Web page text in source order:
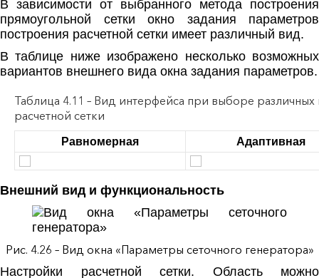
В зависимости от выбранного метода построения
прямоугольной сетки окно задания параметров
построения расчетной сетки имеет различный вид.
В таблице ниже изображено несколько возможных
вариантов внешнего вида окна задания параметров.
Таблица 4.11 – Вид интерфейса при выборе
расчетной сетки
Равномерная Адаптивная
Внешний вид и функциональность
Рис. 4.26 – Вид окна «Параметры сеточного генератора»
Настройки расчетной сетки. Область можно